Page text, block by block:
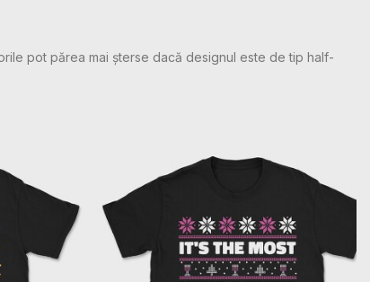
pot părea mai șterse dacă designul este de tip half-